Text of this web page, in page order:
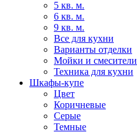
5 кв. м.
6 кв. м.
9 кв. м.
Все для кухни
Варианты отделки
Мойки и смесители
Техника для кухни
Шкафы-купе
Цвет
Коричневые
Серые
Темные